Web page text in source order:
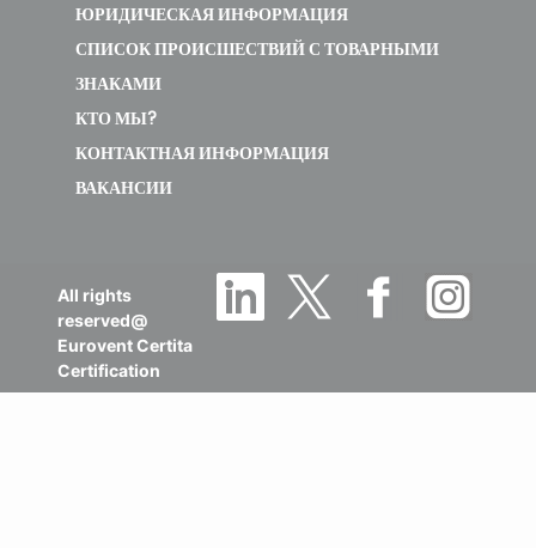
ЮРИДИЧЕСКАЯ ИНФОРМАЦИЯ
СПИСОК ПРОИСШЕСТВИЙ С ТОВАРНЫМИ
ЗНАКАМИ
КТО МЫ?
КОНТАКТНАЯ ИНФОРМАЦИЯ
ВАКАНСИИ
All rights
reserved@
Eurovent Certita
Certification